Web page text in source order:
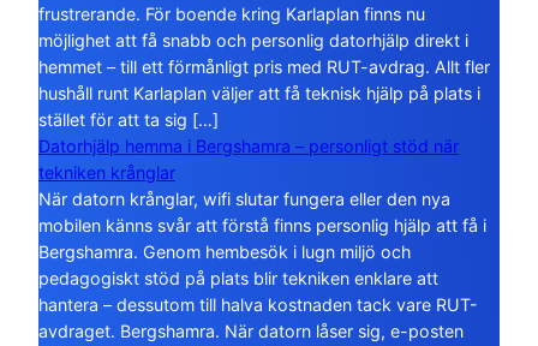
frustrerande. För boende kring Karlaplan finns nu
möjlighet att få snabb och personlig datorhjälp direkt i
hemmet – till ett förmånligt pris med RUT-avdrag. Allt fler
hushåll runt Karlaplan väljer att få teknisk hjälp på plats i
stället för att ta sig […]
Datorhjälp hemma i Bergshamra – personligt stöd när
tekniken krånglar
När datorn krånglar, wifi slutar fungera eller den nya
mobilen känns svår att förstå finns personlig hjälp att få i
Bergshamra. Genom hembesök i lugn miljö och
pedagogiskt stöd på plats blir tekniken enklare att
hantera – dessutom till halva kostnaden tack vare RUT-
avdraget. Bergshamra. När datorn låser sig, e-posten